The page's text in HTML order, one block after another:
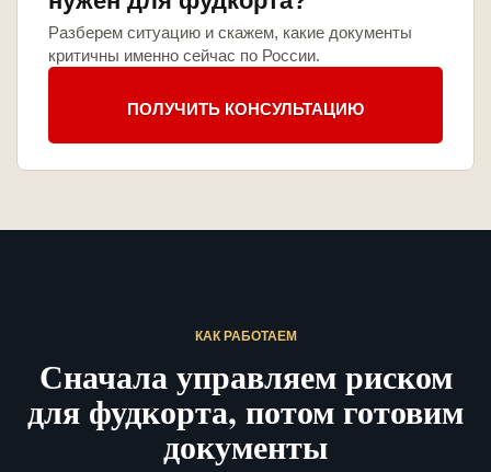
Разберем ситуацию и скажем, какие документы
критичны именно сейчас по России.
ПОЛУЧИТЬ КОНСУЛЬТАЦИЮ
КАК РАБОТАЕМ
Сначала управляем риском
для фудкорта, потом готовим
документы